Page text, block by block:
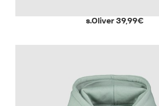
s.Oliver 39,99€